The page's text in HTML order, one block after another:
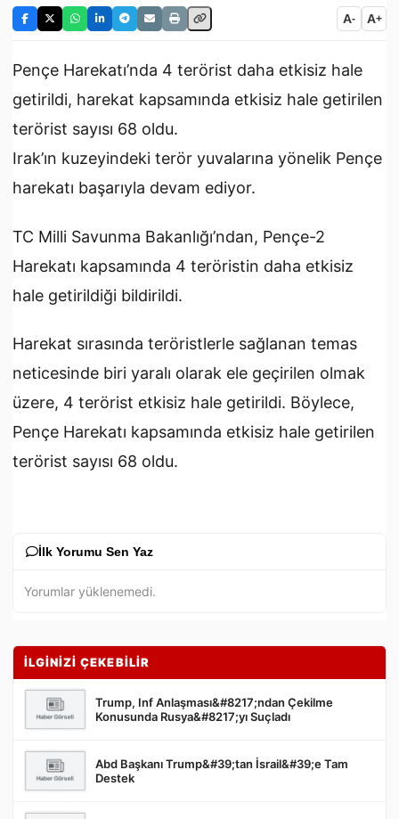
A- A+
Pençe Harekatı’nda 4 terörist daha etkisiz hale
getirildi, harekat kapsamında etkisiz hale getirilen
terörist sayısı 68 oldu.
Irak’ın kuzeyindeki terör yuvalarına yönelik Pençe
harekatı başarıyla devam ediyor.
TC Milli Savunma Bakanlığı’ndan, Pençe-2
Harekatı kapsamında 4 teröristin daha etkisiz
hale getirildiği bildirildi.
Harekat sırasında teröristlerle sağlanan temas
neticesinde biri yaralı olarak ele geçirilen olmak
üzere, 4 terörist etkisiz hale getirildi. Böylece,
Pençe Harekatı kapsamında etkisiz hale getirilen
terörist sayısı 68 oldu.
İlk Yorumu Sen Yaz
Gönder
Yorumlar yüklenemedi.
İLGİNİZİ ÇEKEBİLİR
Trump, Inf Anlaşması&#8217;ndan Çekilme
Konusunda Rusya&#8217;yı Suçladı
Abd Başkanı Trump&#39;tan İsrail&#39;e Tam
Destek